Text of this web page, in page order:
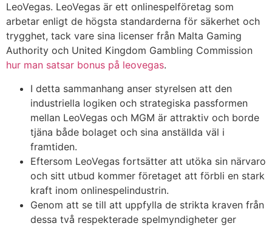
LeoVegas. LeoVegas är ett onlinespelföretag som
arbetar enligt de högsta standarderna för säkerhet och
trygghet, tack vare sina licenser från Malta Gaming
Authority och United Kingdom Gambling Commission
hur man satsar bonus på leovegas.
I detta sammanhang anser styrelsen att den
industriella logiken och strategiska passformen
mellan LeoVegas och MGM är attraktiv och borde
tjäna både bolaget och sina anställda väl i
framtiden.
Eftersom LeoVegas fortsätter att utöka sin närvaro
och sitt utbud kommer företaget att förbli en stark
kraft inom onlinespelindustrin.
Genom att se till att uppfylla de strikta kraven från
dessa två respekterade spelmyndigheter ger